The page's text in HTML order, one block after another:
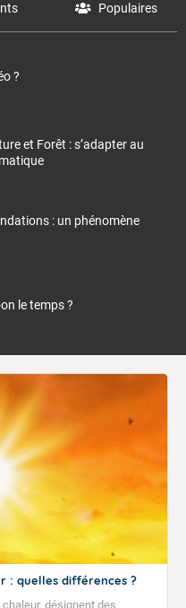
Populaires
?
et Forêt : s’adapter au
: un phénomène
le temps ?
: quelles différences ?
désignent des